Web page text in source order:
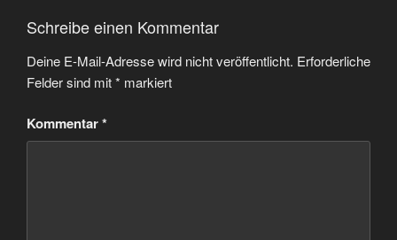
Schreibe einen Kommentar
Deine E-Mail-Adresse wird nicht veröffentlicht. Erforderliche
Felder sind mit* markiert
Kommentar*